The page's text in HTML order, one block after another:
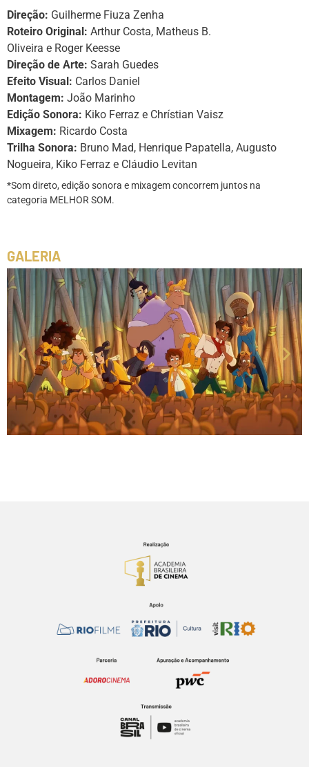
Direção: Guilherme Fiuza Zenha
Roteiro Original: Arthur Costa, Matheus B.
Oliveira e Roger Keesse
Direção de Arte: Sarah Guedes
Efeito Visual: Carlos Daniel
Montagem: João Marinho
Edição Sonora: Kiko Ferraz e Chrístian Vaisz
Mixagem: Ricardo Costa
Trilha Sonora: Bruno Mad, Henrique Papatella, Augusto
Nogueira, Kiko Ferraz e Cláudio Levitan
*Som direto, edição sonora e mixagem concorrem juntos na
categoria MELHOR SOM.
GALERIA